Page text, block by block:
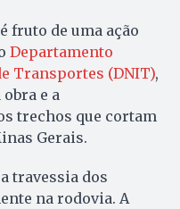
fruto de uma ação
Departamento
Transportes (DNIT),
e a
trechos que cortam
Gerais.
travessia dos
na rodovia. A